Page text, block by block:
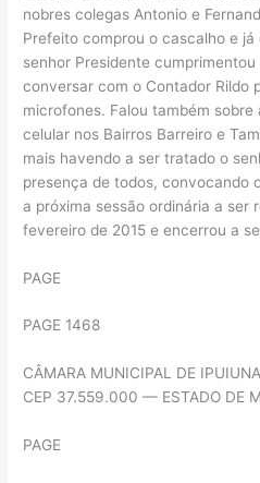
nobres colegas Antonio e
Prefeito comprou o cascalho e
senhor Presidente
conversar com o Contador Rildo
microfones. Falou também
celular nos Bairros Barreiro e
mais havendo a ser tratado o
presença de todos, convocando
a próxima sessão ordinária a ser
fevereiro de 2015 e encerrou a
PAGE
PAGE 1468
CÂMARA MUNICIPAL DE IPUIUNA
CEP 37.559.000 — ESTADO DE
PAGE